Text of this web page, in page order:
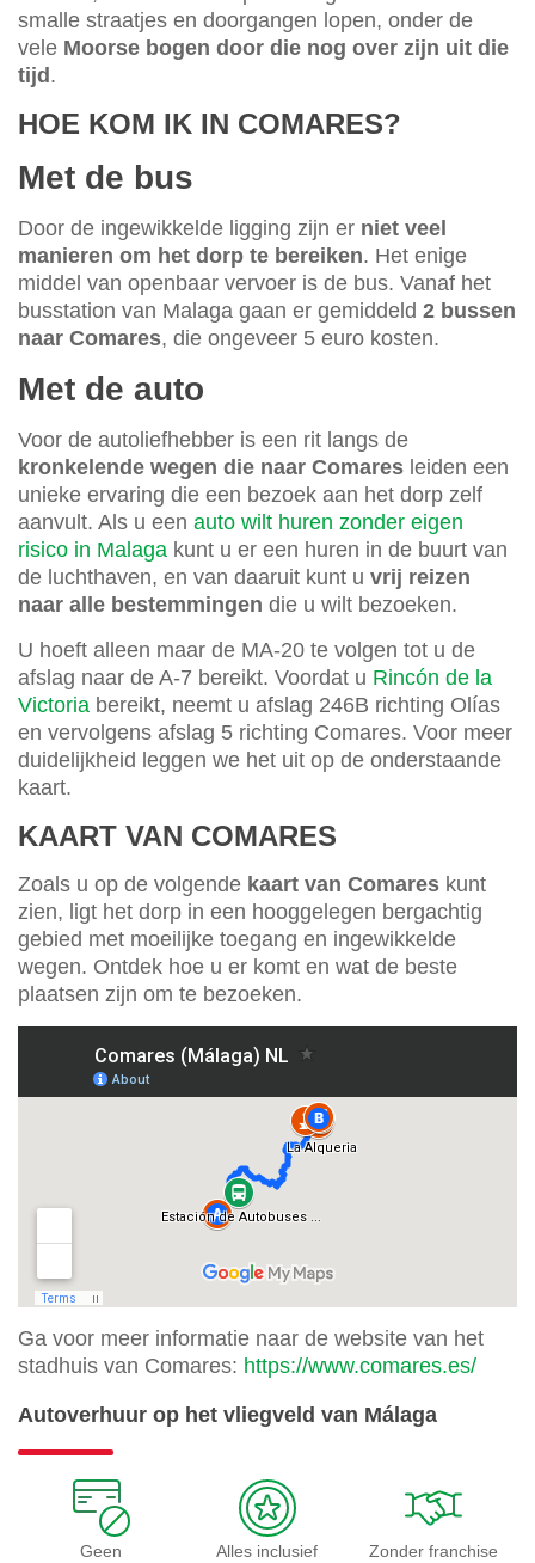
smalle straatjes en doorgangen lopen, onder de
vele Moorse bogen door die nog over zijn uit die
tijd .
HOE KOM IK IN COMARES?
Met de bus
Door de ingewikkelde ligging zijn er niet veel
manieren om het dorp te bereiken. Het enige
middel van openbaar vervoer is de bus. Vanaf het
busstation van Malaga gaan er gemiddeld 2 bussen
naar Comares, die ongeveer 5 euro kosten.
Met de auto
Voor de autoliefhebber is een rit langs de
kronkelende wegen die naar Comares leiden een
unieke ervaring die een bezoek aan het dorp zelf
aanvult. Als u een auto wilt huren zonder eigen
risico in Malaga kunt u er een huren in de buurt van
de luchthaven, en van daaruit kunt u vrij reizen
naar alle bestemmingen die u wilt bezoeken.
U hoeft alleen maar de MA-20 te volgen tot u de
afslag naar de A-7 bereikt. Voordat u Rincón de la
Victoria bereikt, neemt u afslag 246B richting Olías
en vervolgens afslag 5 richting Comares. Voor meer
duidelijkheid leggen we het uit op de onderstaande
kaart.
KAART VAN COMARES
Zoals u op de volgende kaart van Comares kunt
zien, ligt het dorp in een hooggelegen bergachtig
gebied met moeilijke toegang en ingewikkelde
wegen. Ontdek hoe u er komt en wat de beste
plaatsen zijn om te bezoeken.
Ga voor meer informatie naar de website van het
stadhuis van Comares: https://www.comares.es/
Autoverhuur op het vliegveld van Málaga
Geen
Alles inclusief Zonder franchise